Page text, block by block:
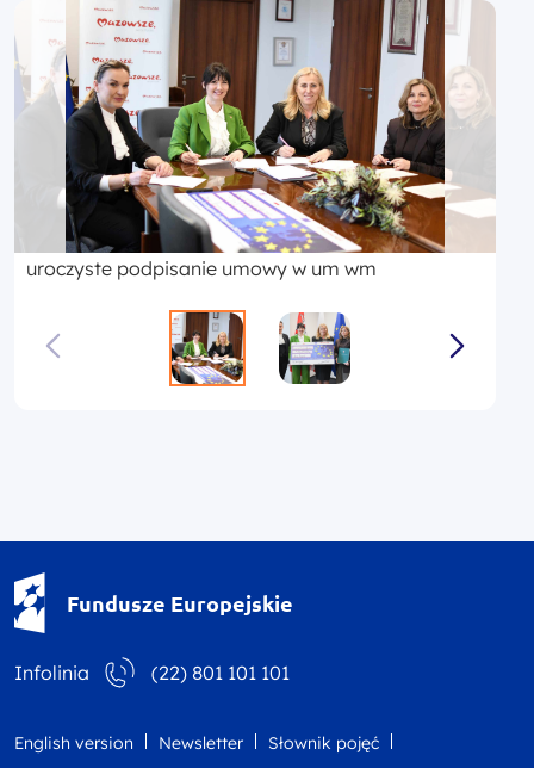
uroczyste podpisanie umowy w um wm
Fundusze Europejskie
Infolinia (22) 801 101 101
English version Newsletter
Słownik pojęć